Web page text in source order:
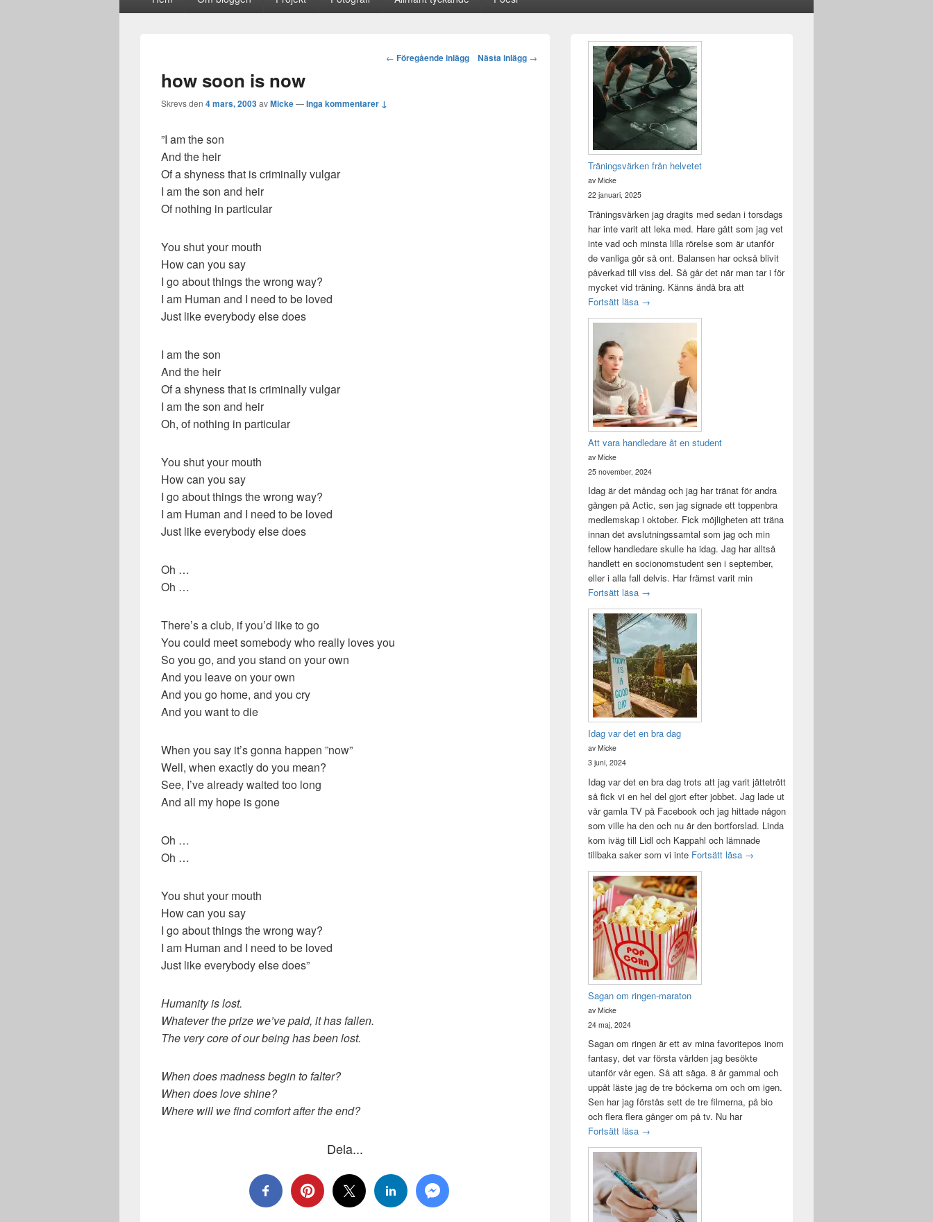
Post
← Föregående inlägg Nästa inlägg →
how soon is now
Skrevs den 4 mars, 2003avMicke—Inga kommentarer ↓
”I am the son
And the heir
Of a shyness that is criminally vulgar
I am the son and heir
Of nothing in particular
You shut your mouth
How can you say
I go about things the wrong way?
I am Human and I need to be loved
Just like everybody else does
I am the son
And the heir
Of a shyness that is criminally vulgar
I am the son and heir
Oh, of nothing in particular
You shut your mouth
How can you say
I go about things the wrong way?
I am Human and I need to be loved
Just like everybody else does
Oh …
Oh …
There’s a club, if you’d like to go
You could meet somebody who really loves you
So you go, and you stand on your own
And you leave on your own
And you go home, and you cry
And you want to die
When you say it’s gonna happen ”now”
Well, when exactly do you mean?
See, I’ve already waited too long
And all my hope is gone
Oh …
Oh …
You shut your mouth
How can you say
I go about things the wrong way?
I am Human and I need to be loved
Just like everybody else does”
Humanity is lost.
Whatever the prize we’ve paid, it has fallen.
The very core of our being has been lost.
When does madness begin to falter?
When does love shine?
Where will we find comfort after the end?
Dela...
Primära
sidofältet
Widget
område
Träningsvärken från helvetet
av Micke
22 januari, 2025
Träningsvärken jag dragits med sedan i torsdags
har inte varit att leka med. Hare gått som jag vet
inte vad och minsta lilla rörelse som är utanför
de vanliga gör så ont. Balansen har också blivit
påverkad till viss del. Så går det när man tar i för
mycket vid träning. Känns ändå bra att
Fortsätt läsa Träningsvärken från helvetet
→
Att vara handledare åt en student
av Micke
25 november, 2024
Idag är det måndag och jag har tränat för andra
gången på Actic, sen jag signade ett toppenbra
medlemskap i oktober. Fick möjligheten att träna
innan det avslutningssamtal som jag och min
fellow handledare skulle ha idag. Jag har alltså
handlett en socionomstudent sen i september,
eller i alla fall delvis. Har främst varit min
Fortsätt läsa Att vara handledare åt en student
→
Idag var det en bra dag
av Micke
3 juni, 2024
Idag var det en bra dag trots att jag varit jättetrött
så fick vi en hel del gjort efter jobbet. Jag lade ut
vår gamla TV på Facebook och jag hittade någon
som ville ha den och nu är den bortforslad. Linda
kom iväg till Lidl och Kappahl och lämnade
tillbaka saker som vi inte Fortsätt läsa Idag var det en bra dag
→
Sagan om ringen-maraton
av Micke
24 maj, 2024
Sagan om ringen är ett av mina favoritepos inom
fantasy, det var första världen jag besökte
utanför vår egen. Så att säga. 8 år gammal och
uppåt läste jag de tre böckerna om och om igen.
Sen har jag förstås sett de tre filmerna, på bio
och flera flera gånger om på tv. Nu har
Fortsätt läsa Sagan om ringen-maraton
→